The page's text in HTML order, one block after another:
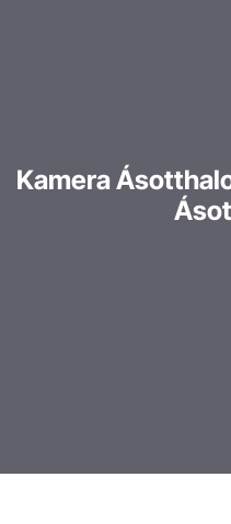
Kamera